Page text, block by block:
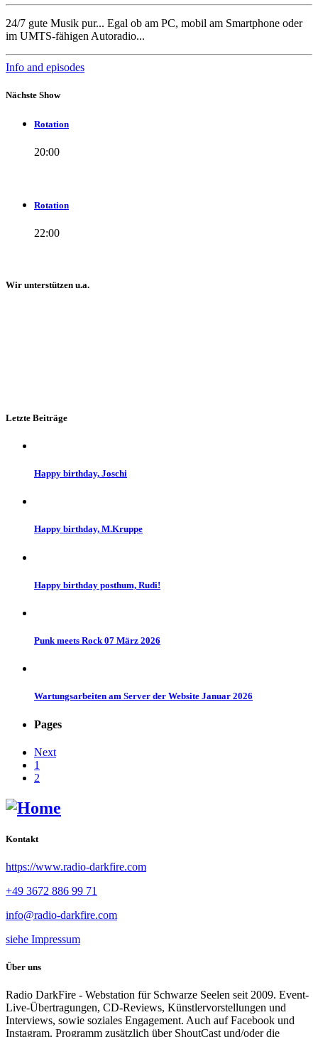
24/7 gute Musik pur... Egal ob am PC, mobil am Smartphone oder
im UMTS-fähigen Autoradio...
Info and episodes
Nächste Show
Rotation
20:00
Rotation
22:00
Wir unterstützen u.a.
Letzte Beiträge
Happy birthday, Joschi
Happy birthday, M.Kruppe
Happy birthday posthum, Rudi!
Punk meets Rock 07 März 2026
Wartungsarbeiten am Server der Website Januar 2026
Pages
Next
1
2
Kontakt
https://www.radio-darkfire.com
+49 3672 886 99 71
info@radio-darkfire.com
siehe Impressum
Über uns
Radio DarkFire - Webstation für Schwarze Seelen seit 2009. Event-
Live-Übertragungen, CD-Reviews, Künstlervorstellungen und
Interviews, sowie soziales Engagement. Auch auf Facebook und
Instagram. Programm zusätzlich über ShoutCast und/oder die